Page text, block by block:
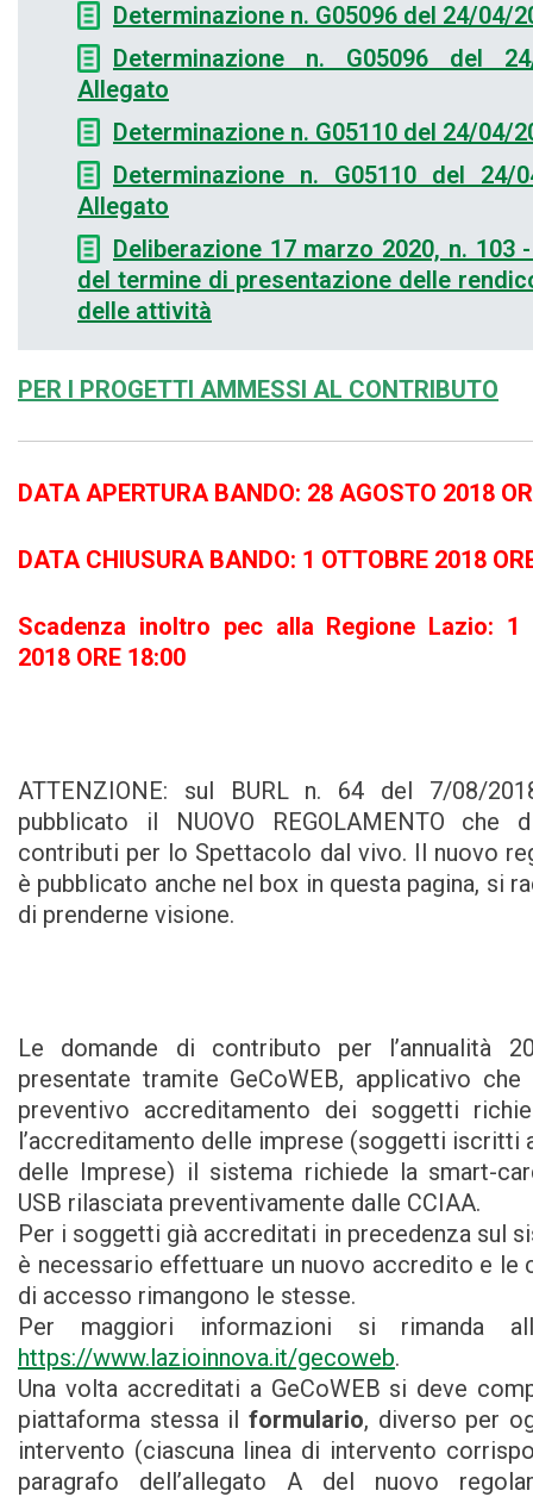
Determinazione n. G05096 del 24/04/
Determinazione n. G05096 del
Allegato
Determinazione n. G05110 del 24/04/
Determinazione n. G05110 del 24/
Allegato
Deliberazione 17 marzo 2020, n. 103
del termine di presentazione delle
delle attività
PER I PROGETTI AMMESSI AL CONTRIBUTO
DATA APERTURA BANDO: 28 AGOSTO 2018
DATA CHIUSURA BANDO: 1 OTTOBRE 2018
Scadenza inoltro pec alla Regione Lazio: 1
2018 ORE 18:00
ATTENZIONE: sul BURL n. 64 del 7/08/
pubblicato il NUOVO REGOLAMENTO che
contributi per lo Spettacolo dal vivo. Il nuovo
è pubblicato anche nel box in questa pagina, si
di prenderne visione.
Le domande di contributo per l’annualità
presentate tramite GeCoWEB, applicativo
preventivo accreditamento dei soggetti
l’accreditamento delle imprese (soggetti iscritti
delle Imprese) il sistema richiede la smart-
USB rilasciata preventivamente dalle CCIAA.
Per i soggetti già accreditati in precedenza sul
è necessario effettuare un nuovo accredito e le
di accesso rimangono le stesse.
Per maggiori informazioni si rimanda
https://www.lazioinnova.it/gecoweb.
Una volta accreditati a GeCoWEB si deve
piattaforma stessa il formulario, diverso per
intervento (ciascuna linea di intervento
paragrafo dell’allegato A del nuovo